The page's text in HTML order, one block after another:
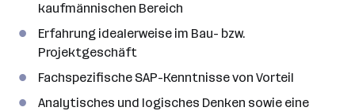
kaufmännischen Bereich
Erfahrung idealerweise im Bau- bzw.
Projektgeschäft
Fachspezifische SAP-Kenntnisse von Vorteil
Analytisches und logisches Denken sowie eine